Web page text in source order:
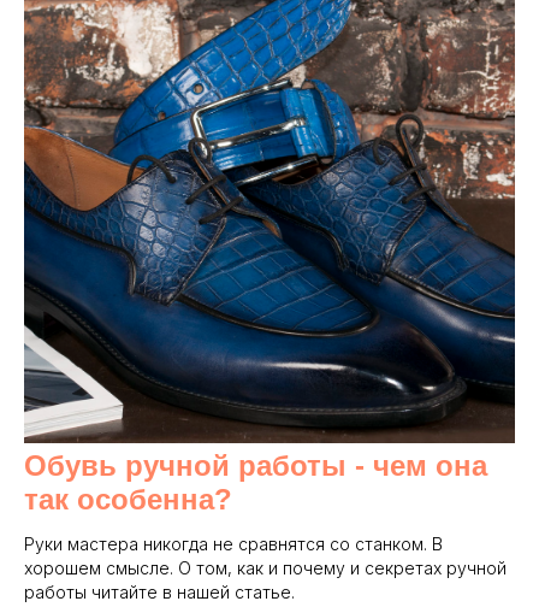
Обувь ручной работы - чем она
так особенна?
Руки мастера никогда не сравнятся со станком. В
хорошем смысле. О том, как и почему и секретах ручной
работы читайте в нашей статье.